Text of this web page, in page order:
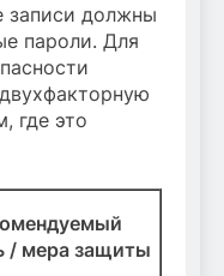
записи должны
пароли. Для
где это
/ мера защиты